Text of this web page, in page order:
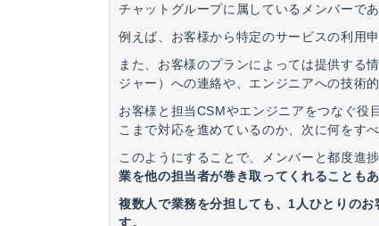
チャットグループに属しているメンバーで
例えば、お客様から特定のサービスの利用
また、お客様のプランによっては提供する
ジャー）への連絡や、エンジニアへの技術
お客様と担当CSMやエンジニアをつなぐ役
こまで対応を進めているのか、次に何をす
このようにすることで、メンバーと都度進
業を他の担当者が巻き取ってくれることもあ
複数人で業務を分担しても、1人ひとりの
す。